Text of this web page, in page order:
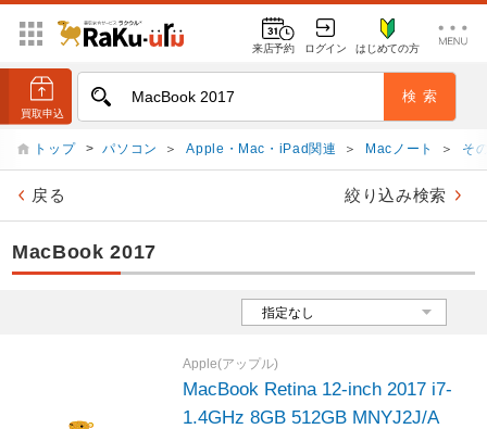
来店予約 ログイン はじめての方
トップ > パソコン ＞ Apple・Mac・iPad関連 ＞ Macノート ＞ そ
戻る 絞り込み検索
MacBook 2017
Apple(アップル)
MacBook Retina 12-inch 2017 i7-
1.4GHz 8GB 512GB MNYJ2J/A